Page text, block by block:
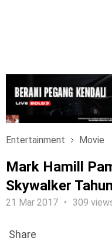
Entertainment Movie
Mark Hamill
Skywalker
21 Mar 2017 309
Share